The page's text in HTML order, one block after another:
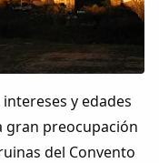
y edades
gran preocupación
del Convento